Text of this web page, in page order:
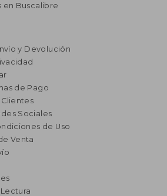
en Buscalibre
y Devolución
de Pago
Sociales
de Uso
Venta